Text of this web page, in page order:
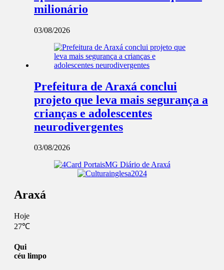
milionário
03/08/2026
Prefeitura de Araxá conclui
projeto que leva mais segurança a
crianças e adolescentes
neurodivergentes
03/08/2026
Araxá
Hoje
27℃
Qui
céu limpo